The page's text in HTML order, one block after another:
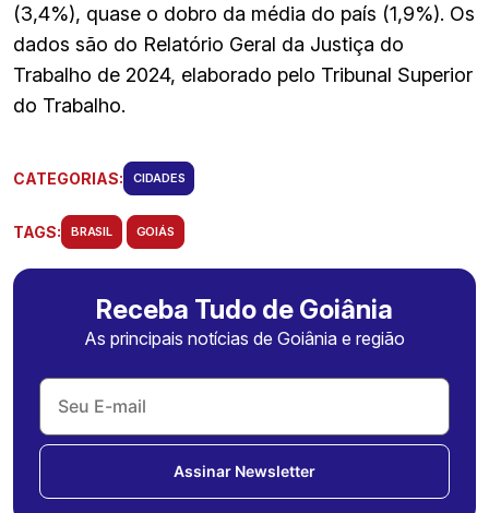
(3,4%), quase o dobro da média do país (1,9%). Os
dados são do Relatório Geral da Justiça do
Trabalho de 2024, elaborado pelo Tribunal Superior
do Trabalho.
CATEGORIAS: CIDADES
TAGS: BRASIL GOIÁS
Receba Tudo de Goiânia
As principais notícias de Goiânia e região
Assinar Newsletter